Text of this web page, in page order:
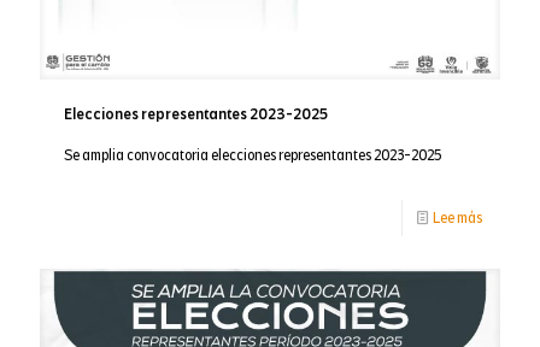
Elecciones representantes 2023-2025
Se amplia convocatoria elecciones representantes 2023-2025
Lee más-
2023-